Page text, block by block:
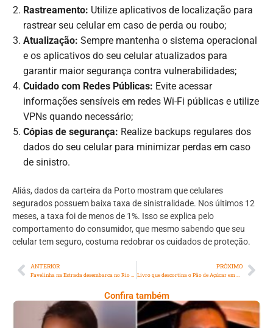
Rastreamento: Utilize aplicativos de localização para
rastrear seu celular em caso de perda ou roubo;
Atualização: Sempre mantenha o sistema operacional
e os aplicativos do seu celular atualizados para
garantir maior segurança contra vulnerabilidades;
Cuidado com Redes Públicas: Evite acessar
informações sensíveis em redes Wi-Fi públicas e utilize
VPNs quando necessário;
Cópias de segurança: Realize backups regulares dos
dados do seu celular para minimizar perdas em caso
de sinistro.
Aliás, dados da carteira da Porto mostram que celulares
segurados possuem baixa taxa de sinistralidade. Nos últimos 12
meses, a taxa foi de menos de 1%. Isso se explica pelo
comportamento do consumidor, que mesmo sabendo que seu
celular tem seguro, costuma redobrar os cuidados de proteção.
ANTERIOR
Favelinha na Estrada desembarca no Rio com atrações de funk e batalhas culturais no Teatro Dulcina e na Fundição Progresso
PRÓXIMO
Livro que descortina o Pão de Açúcar em detalhes é relançado
Confira também